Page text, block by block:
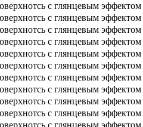
с глянцевым эффектом
с глянцевым эффектом
с глянцевым эффектом
с глянцевым эффектом
с глянцевым эффектом
с глянцевым эффектом
с глянцевым эффектом
с глянцевым эффектом
с глянцевым эффектом
с глянцевым эффектом